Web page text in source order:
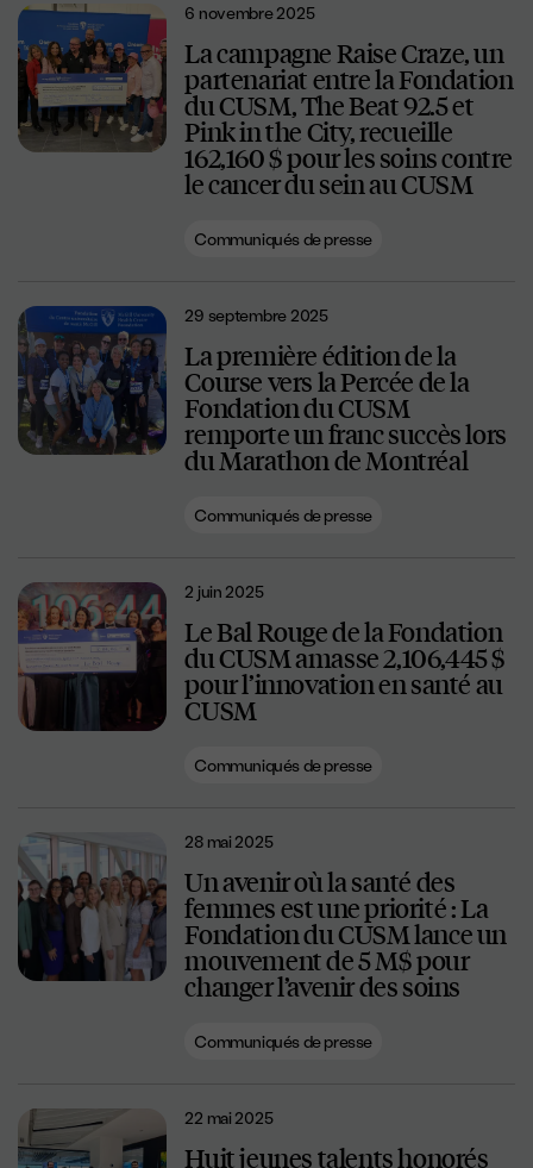
6 novembre 2025
La campagne Raise Craze, un
partenariat entre la Fondation
du CUSM, The Beat 92.5 et
Pink in the City, recueille
162,160 $ pour les soins contre
le cancer du sein au CUSM
Communiqués de presse
29 septembre 2025
La première édition de la
Course vers la Percée de la
Fondation du CUSM
remporte un franc succès lors
du Marathon de Montréal
Communiqués de presse
2 juin 2025
Le Bal Rouge de la Fondation
du CUSM amasse 2,106,445 $
pour l’innovation en santé au
CUSM
Communiqués de presse
28 mai 2025
Un avenir où la santé des
femmes est une priorité : La
Fondation du CUSM lance un
mouvement de 5 M$ pour
changer l’avenir des soins
Communiqués de presse
22 mai 2025
Huit jeunes talents honorés